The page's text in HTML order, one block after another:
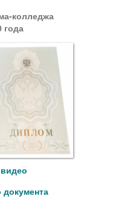
колледжа
года